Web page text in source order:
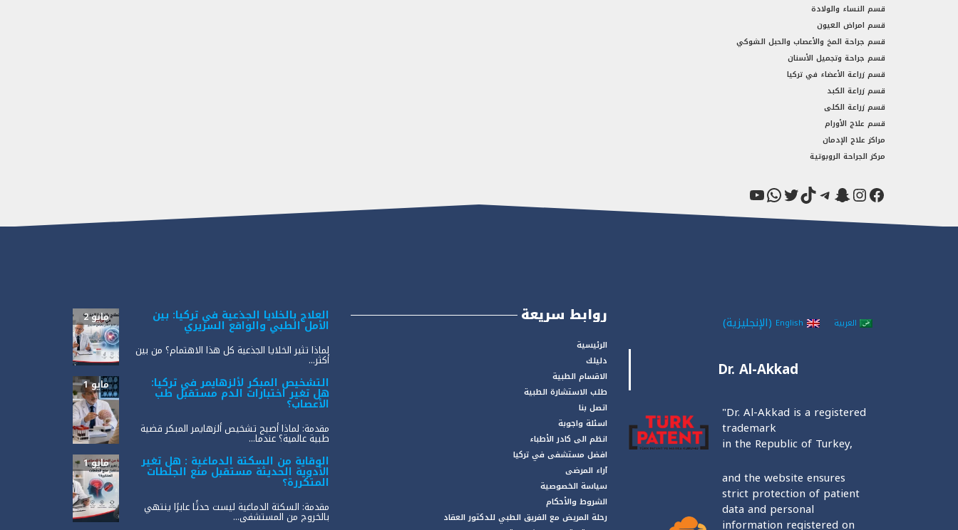
قسم النساء والولادة
قسم امراض العيون
قسم جراحة المخ والأعصاب والحبل الشوكي
قسم جراحة وتجميل الأسنان
قسم زراعة الأعضاء في تركيا
قسم زراعة الكبد
قسم زراعة الكلى
قسم علاج الأورام
مراكز علاج الإدمان
مركز الجراحة الروبوتية
فيسبوك
إنستجرام
سناب شاتتيليجرام
تيك توكتويترواتساب
يوتيوب
العلاج بالخلايا الجذعية في تركيا: بين
الأمل الطبي والواقع السريري
مايو 2
لماذا تثير الخلايا الجذعية كل هذا الاهتمام؟ من بين
أكثر...
التشخيص المبكر لألزهايمر في تركيا:
هل تغير اختبارات الدم مستقبل طب
الأعصاب؟
مايو 1
مقدمة: لماذا أصبح تشخيص ألزهايمر المبكر قضية
طبية عالمية؟ عندما...
الوقاية من السكتة الدماغية : هل تغير
الأدوية الحديثة مستقبل منع الجلطات
المتكررة؟
مايو 1
مقدمة: السكتة الدماغية ليست حدثًا عابرًا ينتهي
بالخروج من المستشفى...
روابط سريعة
الرئيسية
دليلك
الاقسام الطبية
طلب الاستشارة الطبية
اتصل بنا
اسئلة واجوبة
انظم الى كادر الأطباء
افضل مستشفى في تركيا
آراء المرضى
سياسة الخصوصية
الشروط والأحكام
رحلة المريض مع الفريق الطبي للدكتور العقاد
العربية English
(الإنجليزية)
Dr. Al-Akkad
"Dr. Al-Akkad is a registered
trademark
in the Republic of Turkey,
and the website ensures
strict protection of patient
data and personal
information registered on